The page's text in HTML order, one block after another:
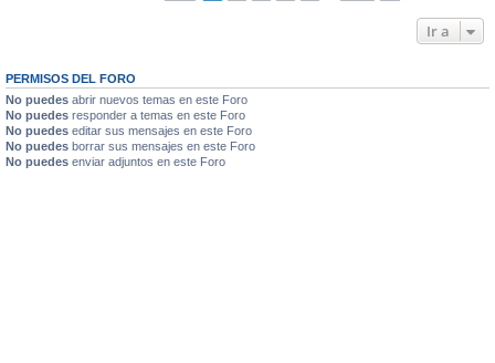
Ir a
PERMISOS DEL FORO
No puedes abrir nuevos temas en este Foro
No puedes responder a temas en este Foro
No puedes editar sus mensajes en este Foro
No puedes borrar sus mensajes en este Foro
No puedes enviar adjuntos en este Foro